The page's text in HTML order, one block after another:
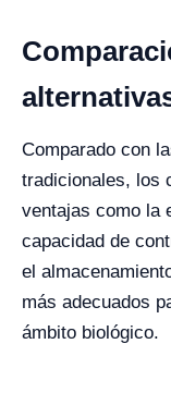
Comparado con
tradicionales, los
ventajas como la
capacidad de
el
más adecuados
ámbito biológico.